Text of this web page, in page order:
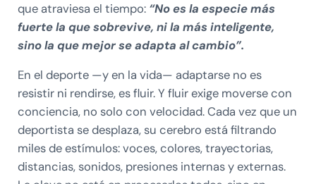
que atraviesa el tiempo: “No es la especie más
fuerte la que sobrevive, ni la más inteligente,
sino la que mejor se adapta al cambio”.
En el deporte —y en la vida— adaptarse no es
resistir ni rendirse, es fluir. Y fluir exige moverse con
conciencia, no solo con velocidad. Cada vez que un
deportista se desplaza, su cerebro está filtrando
miles de estímulos: voces, colores, trayectorias,
distancias, sonidos, presiones internas y externas.